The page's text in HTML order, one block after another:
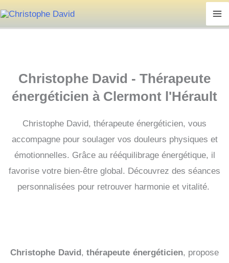
Aller
Christophe David - Thérapeute
énergéticien à Clermont l'Hérault
Christophe David, thérapeute énergéticien, vous
accompagne pour soulager vos douleurs physiques et
émotionnelles. Grâce au rééquilibrage énergétique, il
favorise votre bien-être global. Découvrez des séances
personnalisées pour retrouver harmonie et vitalité.
Christophe David, thérapeute énergéticien, propose